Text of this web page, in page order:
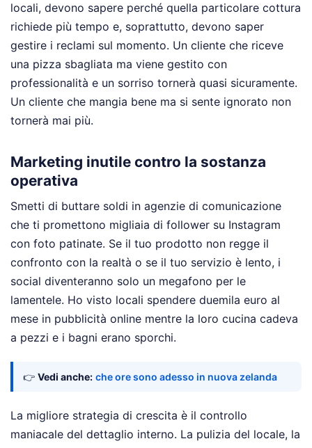
locali, devono sapere perché quella particolare cottura
richiede più tempo e, soprattutto, devono saper
gestire i reclami sul momento. Un cliente che riceve
una pizza sbagliata ma viene gestito con
professionalità e un sorriso tornerà quasi sicuramente.
Un cliente che mangia bene ma si sente ignorato non
tornerà mai più.
Marketing inutile contro la sostanza
operativa
Smetti di buttare soldi in agenzie di comunicazione
che ti promettono migliaia di follower su Instagram
con foto patinate. Se il tuo prodotto non regge il
confronto con la realtà o se il tuo servizio è lento, i
social diventeranno solo un megafono per le
lamentele. Ho visto locali spendere duemila euro al
mese in pubblicità online mentre la loro cucina cadeva
a pezzi e i bagni erano sporchi.
👉 Vedi anche: che ore sono adesso in nuova zelanda
La migliore strategia di crescita è il controllo
maniacale del dettaglio interno. La pulizia del locale, la